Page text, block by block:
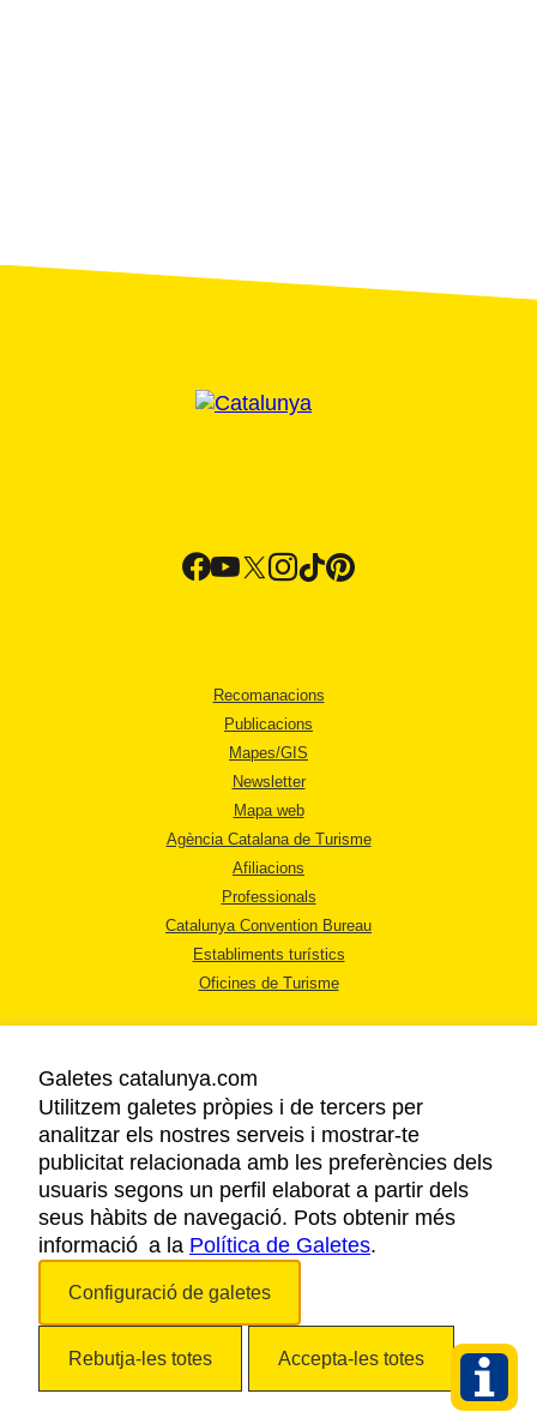
Recomanacions
Publicacions
Mapes/GIS
Newsletter
Mapa web
Agència Catalana de Turisme
Afiliacions
Professionals
Catalunya Convention Bureau
Establiments turístics
Oficines de Turisme
AVÍS LEGAL
POLÍTICA DE PRIVACITAT
COOKIES
ACCESSIBILITAT
Galetes catalunya.com
Utilitzem galetes pròpies i de tercers per
analitzar els nostres serveis i mostrar-te
publicitat relacionada amb les preferències dels
usuaris segons un perfil elaborat a partir dels
seus hàbits de navegació. Pots obtenir més
informació a la Política de Galetes.
Configuració de galetes
Rebutja-les totes Accepta-les totes